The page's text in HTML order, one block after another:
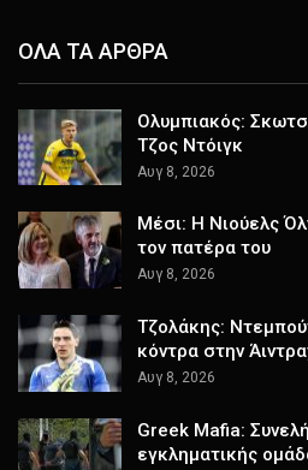
ΟΛΑ ΤΑ ΑΡΘΡΑ
Ολυμπιακός:
Τζος Ντόιγκ
Αυγ 8, 2026
Μέσι: Η Νιούελς
τον πατέρα του
Αυγ 8, 2026
Τζολάκης:
κόντρα στην
Αυγ 8, 2026
Greek Mafia:
εγκληματικής